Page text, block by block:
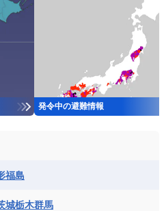
発令中の避難情報
福島
城栃木群馬